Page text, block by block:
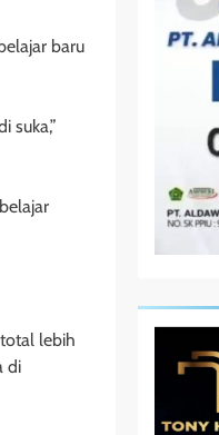
baru
suka,”
lebih
di